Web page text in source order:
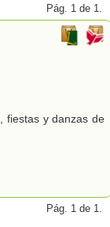
Pág. 1 de 1.
fiestas y danzas de
Pág. 1 de 1.